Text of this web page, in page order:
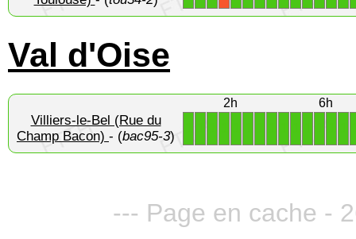
Val d'Oise
2h 6h
Villiers-le-Bel (Rue du
Champ Bacon) - (bac95-3)
--- Page en cache -